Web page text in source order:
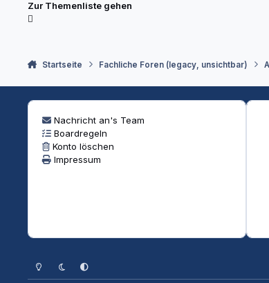
Zur Themenliste gehen
Startseite Fachliche Foren (legacy, unsichtbar)
Nachricht an's Team
Boardregeln
Konto löschen
Impressum
Heller ModusDunkler Modus
Systemeinstellung